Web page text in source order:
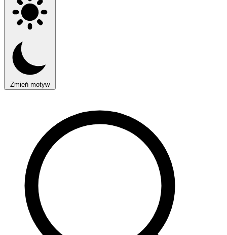
Zmień motyw